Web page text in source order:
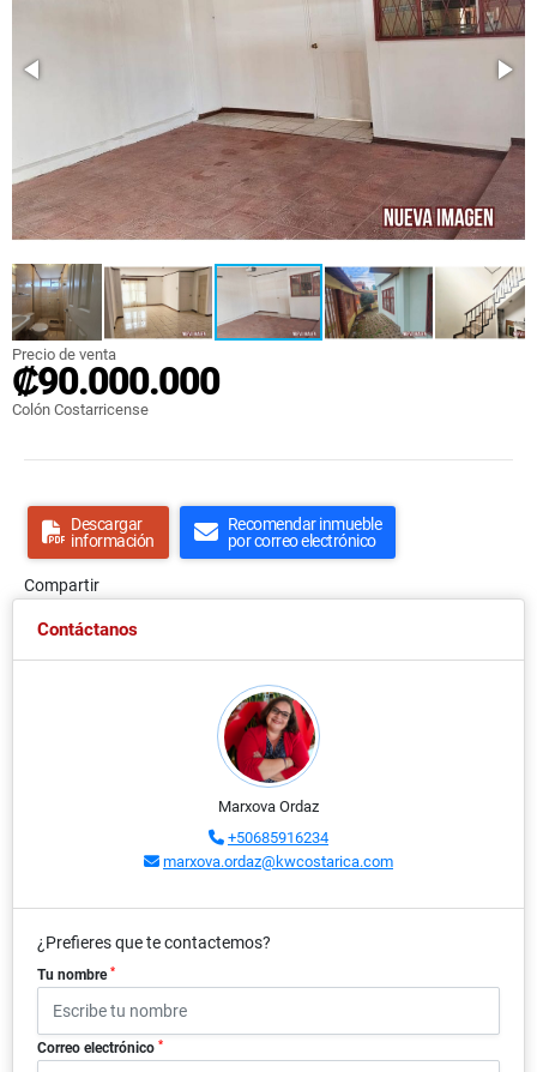
Precio de venta
₡90.000.000
Colón Costarricense
Descargar
información
Recomendar inmueble
por correo electrónico
Compartir
Contáctanos
Marxova Ordaz
+50685916234
marxova.ordaz@kwcostarica.com
¿Prefieres que te contactemos?
Tu nombre *
Correo electrónico *